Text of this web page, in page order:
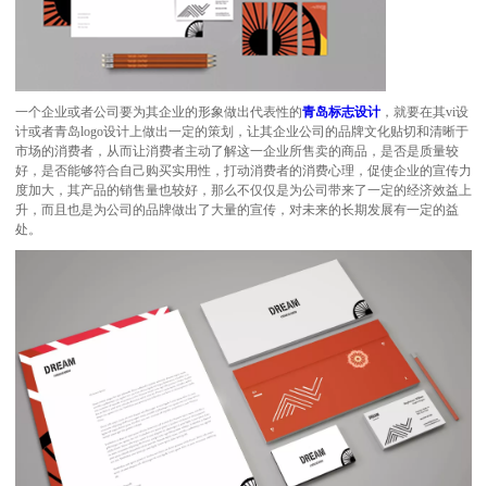
一个企业或者公司要为其企业的形象做出代表性的青岛标志设计 ，就要在其vi设
计或者青岛logo设计上做出一定的策划，让其企业公司的品牌文化贴切和清晰于
市场的消费者，从而让消费者主动了解这一企业所售卖的商品，是否是质量较
好，是否能够符合自己购买实用性，打动消费者的消费心理，促使企业的宣传力
度加大，其产品的销售量也较好，那么不仅仅是为公司带来了一定的经济效益上
升，而且也是为公司的品牌做出了大量的宣传，对未来的长期发展有一定的益
处。